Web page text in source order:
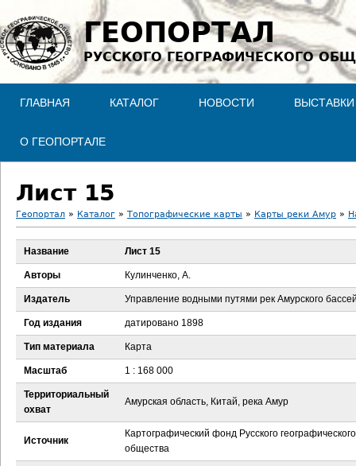
Jump to navigation
ГЕОПОРТАЛ
РУССКОГО ГЕОГРАФИЧЕСКОГО
ГЛАВНАЯ КАТАЛОГ НОВОСТИ ВЫСТАВКИ
О ГЕОПОРТАЛЕ
Лист 15
В
ы
д
е
с
ь
Геопортал » Каталог » Топографические карты » Карты реки Амур »
Название Лист 15
Авторы Кулинченко, А.
Издатель Управление водными путями рек Амурского
Год издания датировано 1898
Тип материала Карта
Масштаб 1 : 168 000
Территориальный
охват
Амурская область, Китай, река Амур
Источник
Картографический фонд Русского географического
общества